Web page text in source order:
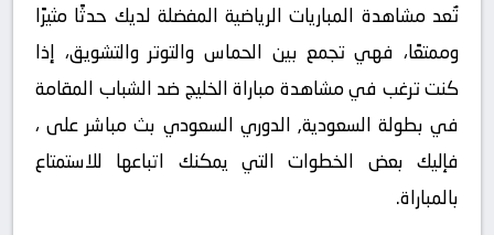
تُعد مشاهدة المباريات الرياضية المفضلة لديك حدثًا مثيرًا
وممتعًا، فهي تجمع بين الحماس والتوتر والتشويق، إذا
كنت ترغب في مشاهدة مباراة الخليج ضد الشباب المقامة
في بطولة السعودية, الدوري السعودي بث مباشر على ،
فإليك بعض الخطوات التي يمكنك اتباعها للاستمتاع
بالمباراة.